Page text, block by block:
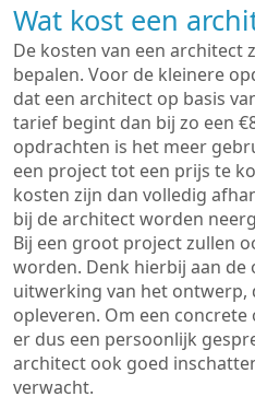
Wat kost een
De kosten van een architect
bepalen. Voor de kleinere
dat een architect op basis
tarief begint dan bij zo een
opdrachten is het meer
een project tot een prijs te
kosten zijn dan volledig
bij de architect worden
Bij een groot project zullen
worden. Denk hierbij aan
uitwerking van het ontwerp,
opleveren. Om een
er dus een persoonlijk
architect ook goed
verwacht.